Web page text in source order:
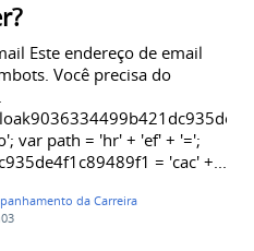
Este endereço de email
Você precisa do
var path = 'hr' + 'ef' + '=';
= 'cac' +...
da Carreira